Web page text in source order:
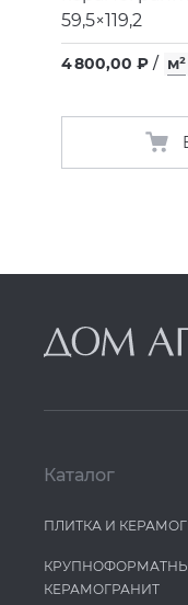
59,5×119,2
4 800,00 ₽ / м²
Каталог
ПЛИТКА И
КЕРАМОГРАНИТ